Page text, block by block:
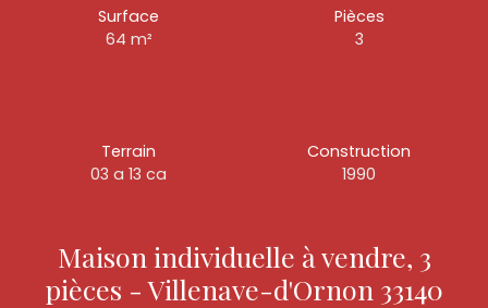
Surface
64 m²
Pièces
3
Terrain
03 a 13 ca
Construction
1990
Maison individuelle à vendre, 3
pièces - Villenave-d'Ornon 33140